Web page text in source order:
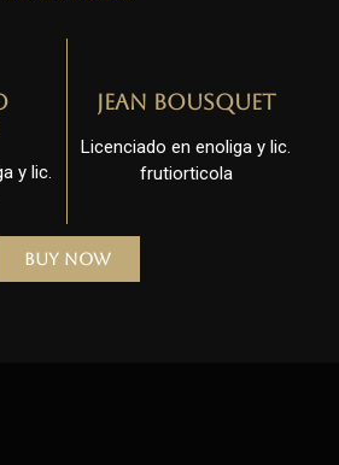
y lic.
Jean Bousquet
Licenciado en enoliga y lic.
frutiorticola
Buy Now